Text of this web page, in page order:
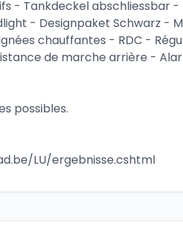
- Tankdeckel abschliessbar -
- Designpaket Schwarz -
chauffantes - RDC -
de marche arrière -
possibles.
LU/ergebnisse.cshtml